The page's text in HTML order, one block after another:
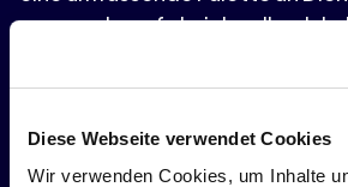
Diese Webseite verwendet Cookies
Wir verwenden Cookies, um Inhalte
darauf abzielen, Ihre
Anforderungen von KI-
Suchsystemen zu